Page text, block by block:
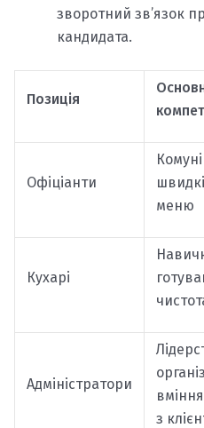
зворотний зв’язок
кандидата.
Позиція
Офіціанти
меню
Кухарі
Адміністратори
з